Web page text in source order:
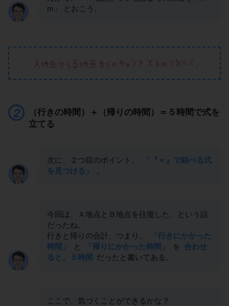
m」 とおこう。
（行きの時間）＋（帰りの時間）＝５時間で式を
立てる
次に、２つ目のポイント。
「『＝』で結べる式
を見つける」
今回は、Ａ地点とＢ地点を往復した、という話
だったね。
行きと帰りの合計、つまり、
「行きにかかった
時間」
と 「帰りにかかった時間」 を 合わせ
ると、５時間
だったと書いてある。
ここで、気づくことができるかな？